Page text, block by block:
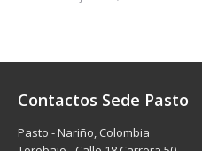
Contactos Sede Pasto
Pasto - Nariño, Colombia